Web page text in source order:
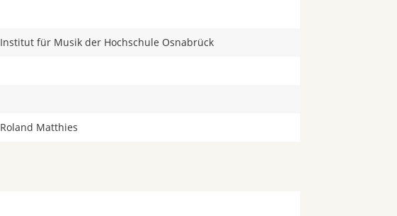
Institut für Musik der Hochschule Osnabrück
Roland Matthies